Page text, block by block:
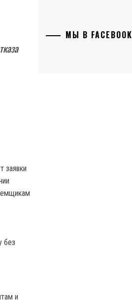
заявки
без
и
МЫ В FACEBOOK